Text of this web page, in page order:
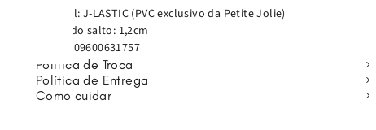
Material: J-LASTIC (PVC exclusivo da Petite Jolie)
Altura do salto: 1,2cm
7909600631757
Política de Troca
Política de Entrega
Como cuidar